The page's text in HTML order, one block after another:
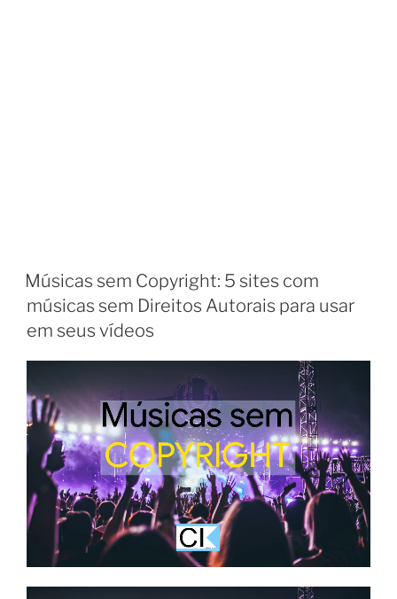
Músicas sem Copyright: 5 sites com
músicas sem Direitos Autorais para usar
em seus vídeos